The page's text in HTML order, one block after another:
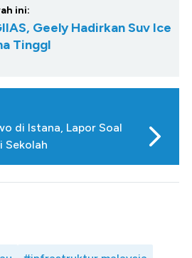
ini:
Geely Hadirkan Suv Ice
TinggI
di Istana, Lapor Soal
Sekolah